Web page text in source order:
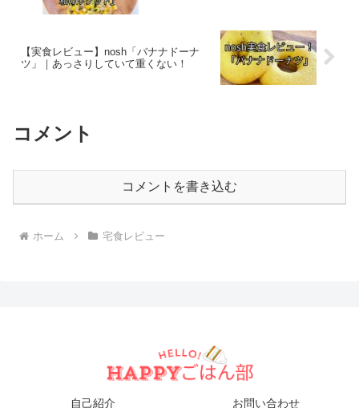
【実食レビュー】nosh「バナナドーナ
ツ」｜あっさりしていて重くない！
コメント
コメントを書き込む
ホーム 宅食レビュー
自己紹介
お問い合わせ